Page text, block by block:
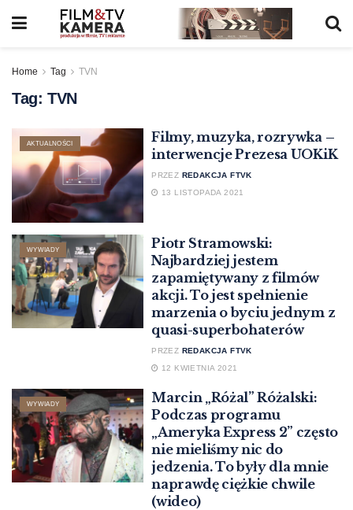
Home Tag TVN
Tag: TVN
AKTUALNOŚCI
Filmy, muzyka, rozrywka –
interwencje Prezesa UOKiK
PRZEZ REDAKCJA FTVK
13 LISTOPADA 2021
WYWIADY
Piotr Stramowski:
Najbardziej jestem
zapamiętywany z filmów
akcji. To jest spełnienie
marzenia o byciu jednym z
quasi-superbohaterów
PRZEZ REDAKCJA FTVK
12 KWIETNIA 2021
WYWIADY
Marcin „Różal” Różalski:
Podczas programu
„Ameryka Express 2” często
nie mieliśmy nic do
jedzenia. To były dla mnie
naprawdę ciężkie chwile
(wideo)